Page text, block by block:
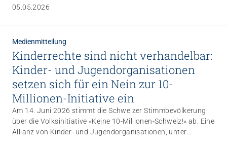
psychologischen Symptomen bei Menschen mit
20.08.2026 online
eine landesweite Studie des Forschungsinstituts Sotomo, die
05.05.2026
Medienmitteilung
Kinderrechte sind nicht verhandelbar:
Kinder- und Jugendorganisationen
setzen sich für ein Nein zur 10-
Millionen-Initiative ein
Am 14. Juni 2026 stimmt die Schweizer Stimmbevölkerung
über die Volksinitiative «Keine 10-Millionen-Schweiz!» ab. Eine
Allianz von Kinder- und Jugendorganisationen, unter